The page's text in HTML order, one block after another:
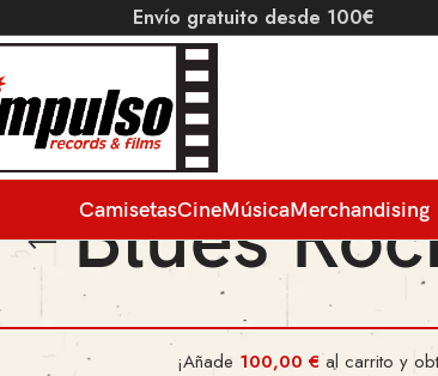
Envío gratuito desde 100€
CamisetasCineMúsicaMerchandising
Blues
¡Añade 100,00 €al carrito y